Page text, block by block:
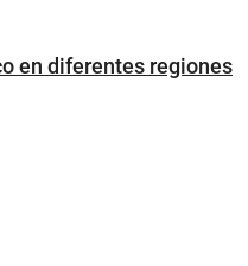
en diferentes regiones